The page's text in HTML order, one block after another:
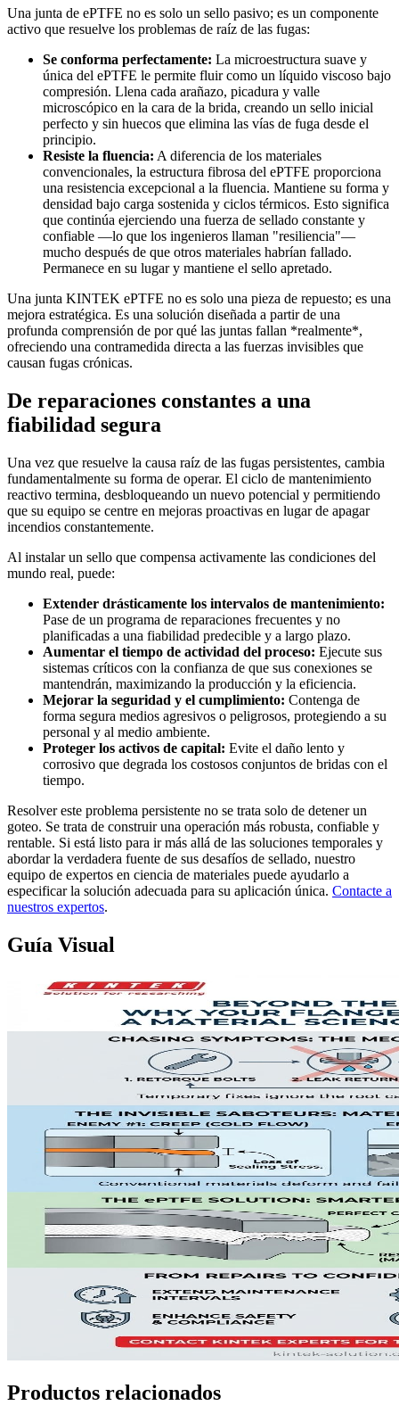
Una junta de ePTFE no es solo un sello pasivo; es un componente
activo que resuelve los problemas de raíz de las fugas:
Se conforma perfectamente: La microestructura suave y
única del ePTFE le permite fluir como un líquido viscoso bajo
compresión. Llena cada arañazo, picadura y valle
microscópico en la cara de la brida, creando un sello inicial
perfecto y sin huecos que elimina las vías de fuga desde el
principio.
Resiste la fluencia: A diferencia de los materiales
convencionales, la estructura fibrosa del ePTFE proporciona
una resistencia excepcional a la fluencia. Mantiene su forma y
densidad bajo carga sostenida y ciclos térmicos. Esto significa
que continúa ejerciendo una fuerza de sellado constante y
confiable —lo que los ingenieros llaman "resiliencia"—
mucho después de que otros materiales habrían fallado.
Permanece en su lugar y mantiene el sello apretado.
Una junta KINTEK ePTFE no es solo una pieza de repuesto; es una
mejora estratégica. Es una solución diseñada a partir de una
profunda comprensión de por qué las juntas fallan *realmente*,
ofreciendo una contramedida directa a las fuerzas invisibles que
causan fugas crónicas.
De reparaciones constantes a una
fiabilidad segura
Una vez que resuelve la causa raíz de las fugas persistentes, cambia
fundamentalmente su forma de operar. El ciclo de mantenimiento
reactivo termina, desbloqueando un nuevo potencial y permitiendo
que su equipo se centre en mejoras proactivas en lugar de apagar
incendios constantemente.
Al instalar un sello que compensa activamente las condiciones del
mundo real, puede:
Extender drásticamente los intervalos de mantenimiento:
Pase de un programa de reparaciones frecuentes y no
planificadas a una fiabilidad predecible y a largo plazo.
Aumentar el tiempo de actividad del proceso: Ejecute sus
sistemas críticos con la confianza de que sus conexiones se
mantendrán, maximizando la producción y la eficiencia.
Mejorar la seguridad y el cumplimiento: Contenga de
forma segura medios agresivos o peligrosos, protegiendo a su
personal y al medio ambiente.
Proteger los activos de capital: Evite el daño lento y
corrosivo que degrada los costosos conjuntos de bridas con el
tiempo.
Resolver este problema persistente no se trata solo de detener un
goteo. Se trata de construir una operación más robusta, confiable y
rentable. Si está listo para ir más allá de las soluciones temporales y
abordar la verdadera fuente de sus desafíos de sellado, nuestro
equipo de expertos en ciencia de materiales puede ayudarlo a
especificar la solución adecuada para su aplicación única. Contacte a
nuestros expertos.
Guía Visual
Productos relacionados